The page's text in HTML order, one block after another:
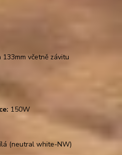
včetně závitu
150W
(neutral white-NW)